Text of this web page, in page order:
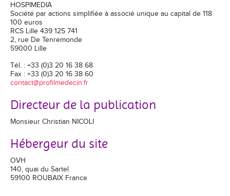
HOSPIMEDIA
Société par actions simplifiée à associé unique au capital de 118
100 euros
RCS Lille 439 125 741
2, rue De Tenremonde
59000 Lille
Tél. : +33 (0)3 20 16 38 68
Fax : +33 (0)3 20 16 38 60
rf.nicedemliforp@tcatnoc
Directeur de la publication
Monsieur Christian NICOLI
Hébergeur du site
OVH
140, quai du Sartel
59100 ROUBAIX France